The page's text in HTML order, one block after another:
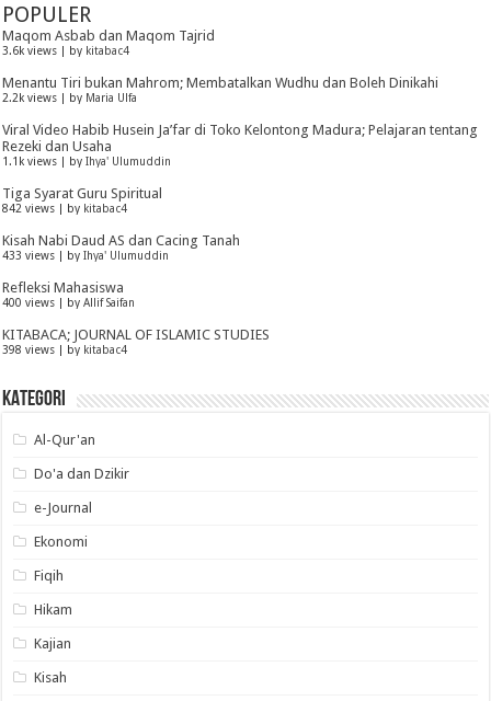
POPULER
Maqom Asbab dan Maqom Tajrid
3.6k views | by kitabac4
Menantu Tiri bukan Mahrom; Membatalkan Wudhu dan Boleh Dinikahi
2.2k views | by Maria Ulfa
Viral Video Habib Husein Ja’far di Toko Kelontong Madura; Pelajaran tentang
Rezeki dan Usaha
1.1k views | byIhya' Ulumuddin
Tiga Syarat Guru Spiritual
842 views | by kitabac4
Kisah Nabi Daud AS dan Cacing Tanah
433 views | byIhya' Ulumuddin
Refleksi Mahasiswa
400 views | byAllif Saifan
KITABACA; JOURNAL OF ISLAMIC STUDIES
398 views | by kitabac4
KATEGORI
Al-Qur'an
Do'a dan Dzikir
e-Journal
Ekonomi
Fiqih
Hikam
Kajian
Kisah